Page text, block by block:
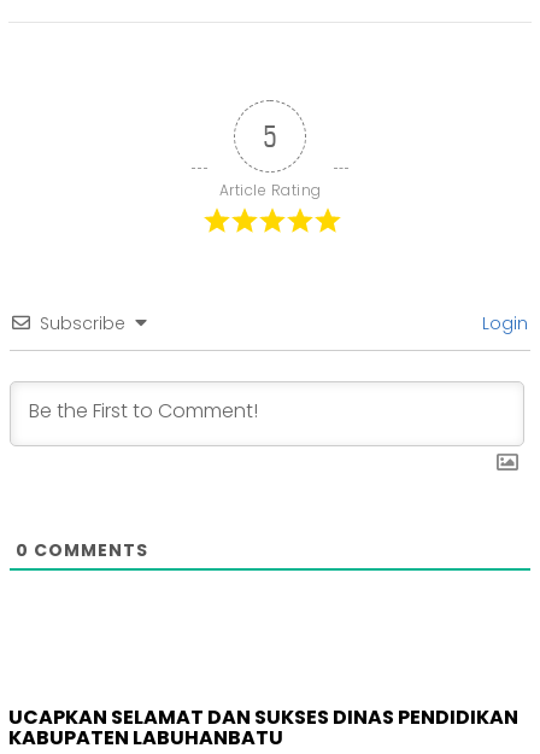
5
Article Rating
Subscribe Login
0 COMMENTS
UCAPKAN SELAMAT DAN SUKSES DINAS PENDIDIKAN
KABUPATEN LABUHANBATU